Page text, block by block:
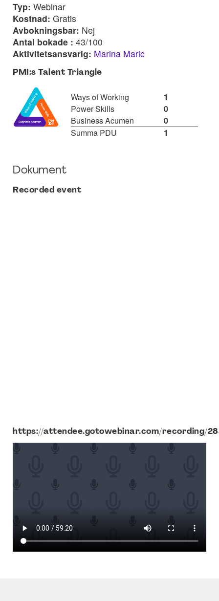
Typ: Webinar
Kostnad: Gratis
Avbokningsbar: Nej
Antal bokade : 43/100
Aktivitetsansvarig: Marina Maric
PMI:s Talent Triangle
Ways of Working
1
Power Skills
0
Business Acumen
0
Summa PDU
1
Dokument
Recorded event
https://attendee.gotowebinar.com/recording/